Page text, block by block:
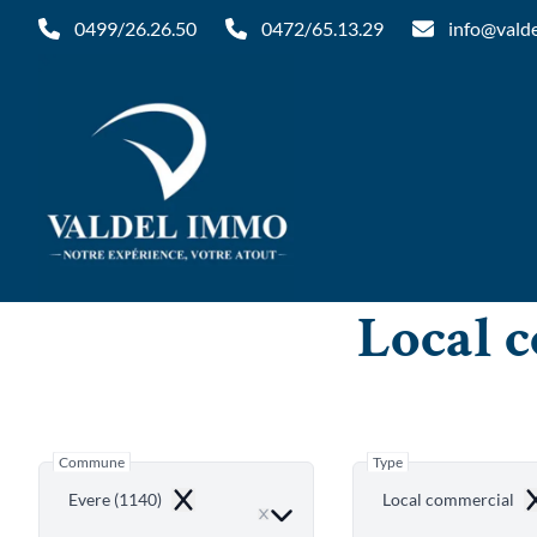
Aller au contenu principal
0499/26.26.50 0472/65.13.29
Local
Commune
Evere (1140)
Remove
Type
Local commercial